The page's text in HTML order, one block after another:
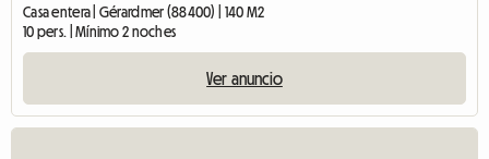
Casa entera | Gérardmer (88400) | 140 M2
10 pers. | Mínimo 2 noches
Ver anuncio